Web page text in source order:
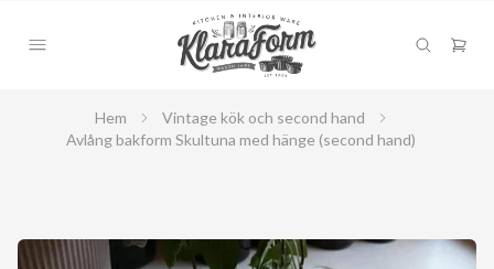
Hem
Vintage kök och second hand
Avlång bakform Skultuna med hänge (second hand)